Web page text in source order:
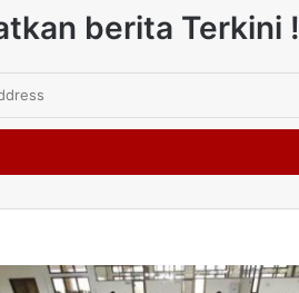
berita Terkini !